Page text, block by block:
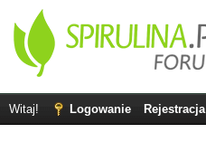
Witaj! Logowanie Rejestracja